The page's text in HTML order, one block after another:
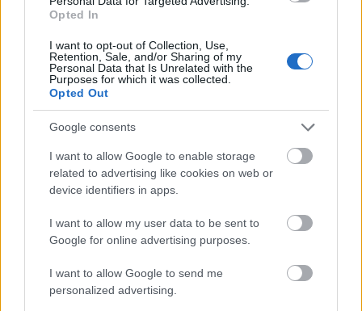
Opted In
I want to opt-out of Collection, Use,
Retention, Sale, and/or Sharing of my
Personal Data that Is Unrelated with the
Purposes for which it was collected.
Opted Out
Google consents
I want to allow Google to enable storage
related to advertising like cookies on web or
device identifiers in apps.
I want to allow my user data to be sent to
Google for online advertising purposes.
I want to allow Google to send me
personalized advertising.
A 10 legjobb kiegészítő, amit
beszerezhetsz a GLAMOUR-
napokon
DIVAT